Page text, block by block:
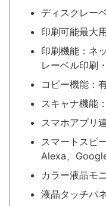
ディスクレー
印刷可能最大
印刷機能：ネ
レーベル印刷
コピー機能：
スキャナ機能
スマホアプリ
スマートスピ
Alexa、
カラー液晶モ
液晶タッチパ